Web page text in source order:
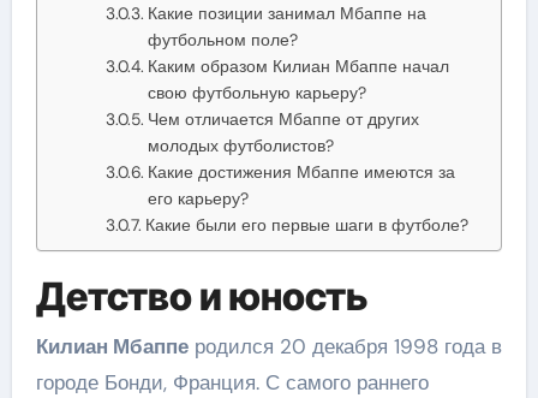
Какие позиции занимал Мбаппе на
футбольном поле?
Каким образом Килиан Мбаппе начал
свою футбольную карьеру?
Чем отличается Мбаппе от других
молодых футболистов?
Какие достижения Мбаппе имеются за
его карьеру?
Какие были его первые шаги в футболе?
Детство и юность
Килиан Мбапперодился 20 декабря 1998 года в
городе Бонди, Франция. С самого раннего